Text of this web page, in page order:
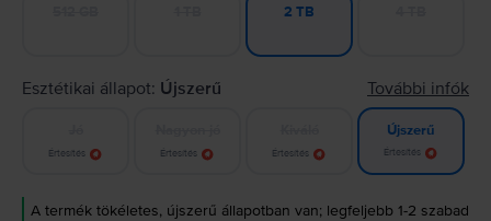
2 TB
Esztétikai állapot: Újszerű További infók
Értesítés Értesítés Értesítés
Újszerű
Értesítés
A termék tökéletes, újszerű állapotban van; legfeljebb 1-2 szabad